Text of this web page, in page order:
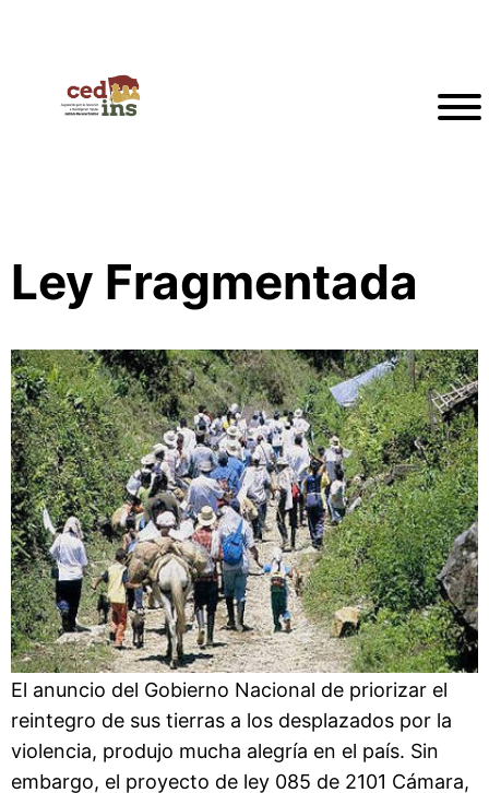
Ley Fragmentada
El anuncio del Gobierno Nacional de priorizar el
reintegro de sus tierras a los desplazados por la
violencia, produjo mucha alegría en el país. Sin
embargo, el proyecto de ley 085 de 2101 Cámara,